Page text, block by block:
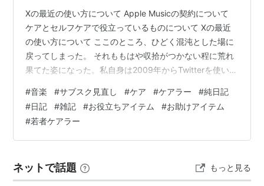
Xの最近の使い方について Apple Musicの契約について
ケアとセルフケアで役立っているものについて Xの最近
の使い方について ここのところ、ひどく混沌とした場に
戻ってしまった。 それももはや収拾がつかない程に荒れ
果てた姿になった。私自身は2009年からTwitterを使い、
らROM運用にしていて、それも見る頻度が落ちてきてい
る。ここ最近は平和な投稿を求めて、仮眠を取ったら
「仮眠」で最新ポストを検索したり、ファミマでスイー
ツを買ったら、「ファミマ 猫」「辻利 抹茶サンド」な
るポストや写…
#音楽 #サブスク見直し #ケア #ケアラー #純日記
#日記 #雑記 #お役立ちアイテム #お助けアイテム
#若者ケアラー
ネットで話題 もっと見る